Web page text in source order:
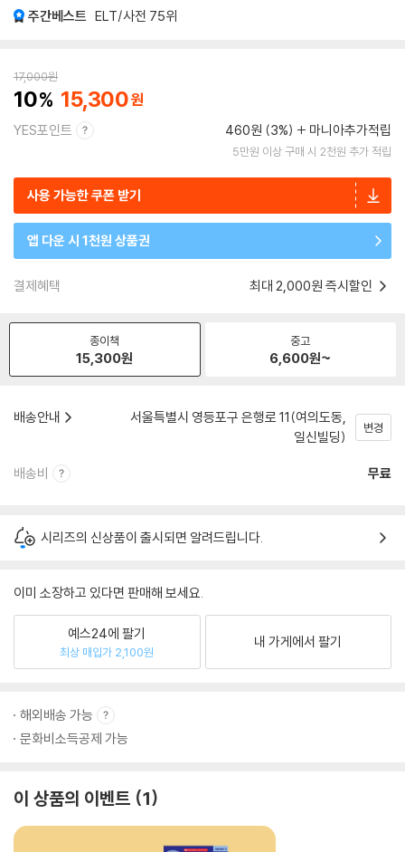
주간베스트 ELT/사전 75위
17,000원
10 15,300
YES포인트 460원 (3%) 마니아추가적립
5만원 이상 구매 시 2천원 추가 적립
사용 가능한 쿠폰 받기
앱 다운 시 1천원 상품권
결제혜택 최대 2,000원 즉시할인
종이책
15,300원
중고
6,600원~
배송안내
서울특별시 영등포구 은행로 11(여의도동,
일신빌딩)
변경
배송비 무료
시리즈의 신상품이 출시되면 알려드립니다.
이미 소장하고 있다면 판매해 보세요.
예스24에 팔기
최상 매입가 2,100원
내 가게에서 팔기
해외배송 가능
문화비소득공제 가능
이 상품의 이벤트 1